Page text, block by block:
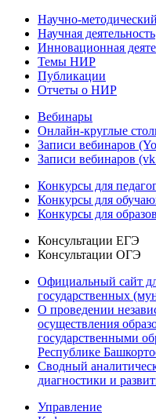
Научно-
Научная деятельность
Инновационная
Темы НИР
Публикации
Отчеты о НИР
Вебинары
Онлайн-круглые
Записи вебинаров
Записи вебинаров
Конкурсы для
Конкурсы для
Конкурсы для
Консультации ЕГЭ
Консультации ОГЭ
Официальный сайт
государственных
О проведении
осуществления
государственными
Республике
Сводный
диагностики и
Управление